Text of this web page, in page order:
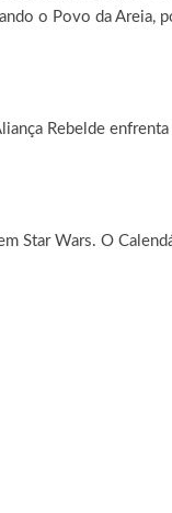
o Povo da Areia,
Rebelde
Star Wars. O